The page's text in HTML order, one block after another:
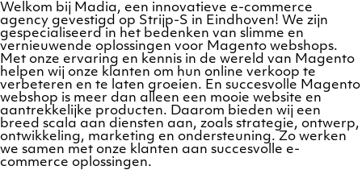
Welkom bij Madia, een innovatieve e-commerce
agency gevestigd op Strijp-S in Eindhoven! We zijn
gespecialiseerd in het bedenken van slimme en
vernieuwende oplossingen voor Magento webshops.
Met onze ervaring en kennis in de wereld van Magento
helpen wij onze klanten om hun online verkoop te
verbeteren en te laten groeien. En succesvolle Magento
webshop is meer dan alleen een mooie website en
aantrekkelijke producten. Daarom bieden wij een
breed scala aan diensten aan, zoals strategie, ontwerp,
ontwikkeling, marketing en ondersteuning. Zo werken
we samen met onze klanten aan succesvolle e-
commerce oplossingen.